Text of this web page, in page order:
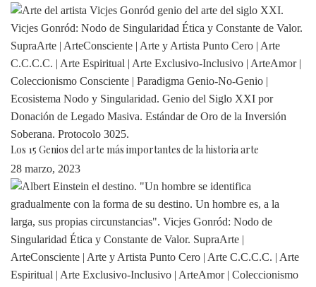
Los 15 Genios del arte más importantes de la historia arte
28 marzo, 2023